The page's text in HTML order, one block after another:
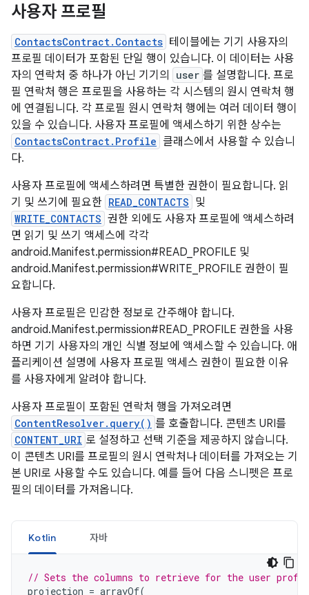
사용자 프로필
ContactsContract.Contacts 테이블에는 기기 사용자의
프로필 데이터가 포함된 단일 행이 있습니다. 이 데이터는 사용
자의 연락처 중 하나가 아닌 기기의
user 를 설명합니다. 프로
필 연락처 행은 프로필을 사용하는 각 시스템의 원시 연락처 행
에 연결됩니다. 각 프로필 원시 연락처 행에는 여러 데이터 행이
있을 수 있습니다. 사용자 프로필에 액세스하기 위한 상수는
ContactsContract.Profile 클래스에서 사용할 수 있습니
다.
사용자 프로필에 액세스하려면 특별한 권한이 필요합니다. 읽
기 및 쓰기에 필요한 READ_CONTACTS 및
WRITE_CONTACTS 권한 외에도 사용자 프로필에 액세스하려
면 읽기 및 쓰기 액세스에 각각
android.Manifest.permission#READ_PROFILE 및
android.Manifest.permission#WRITE_PROFILE 권한이 필
요합니다.
사용자 프로필은 민감한 정보로 간주해야 합니다.
android.Manifest.permission#READ_PROFILE 권한을 사용
하면 기기 사용자의 개인 식별 정보에 액세스할 수 있습니다. 애
플리케이션 설명에 사용자 프로필 액세스 권한이 필요한 이유
를 사용자에게 알려야 합니다.
사용자 프로필이 포함된 연락처 행을 가져오려면
ContentResolver.query() 를 호출합니다. 콘텐츠 URI를
CONTENT_URI 로 설정하고 선택 기준을 제공하지 않습니다.
이 콘텐츠 URI를 프로필의 원시 연락처나 데이터를 가져오는 기
본 URI로 사용할 수도 있습니다. 예를 들어 다음 스니펫은 프로
필의 데이터를 가져옵니다.
Kotlin 자바
// Sets the columns to retrieve for the user
projection = arrayOf(